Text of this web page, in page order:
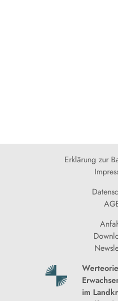
Erklärung zur
im